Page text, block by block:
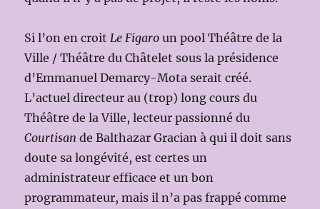
Si l’on en croit Le Figaro un pool Théâtre de la
Ville / Théâtre du Châtelet sous la présidence
d’Emmanuel Demarcy-Mota serait créé.
L’actuel directeur au (trop) long cours du
Théâtre de la Ville, lecteur passionné du
Courtisan de Balthazar Gracian à qui il doit sans
doute sa longévité, est certes un
administrateur efficace et un bon
programmateur, mais il n’a pas frappé comme